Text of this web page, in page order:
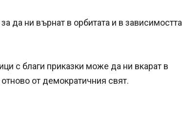
да ни върнат в орбитата и в зависимостта
с благи приказки може да ни вкарат в
от демократичния свят.